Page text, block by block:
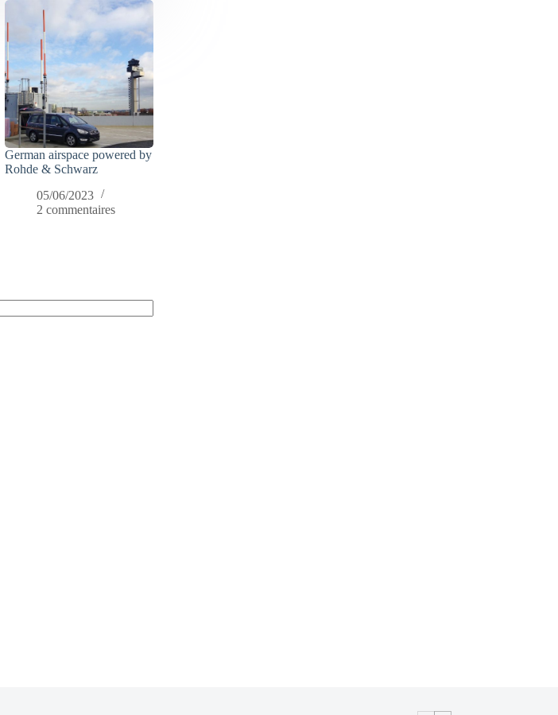
German airspace powered by
Rohde & Schwarz
05/06/2023
2 commentaires